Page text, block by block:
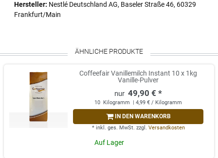
Hersteller: Nestlé Deutschland AG, Baseler Straße 46, 60329
Frankfurt/Main
ÄHNLICHE PRODUKTE
Coffeefair Vanillemilch Instant 10 x 1kg
Vanille-Pulver
49,90 € *
10 Kilogramm | 4,99 € / Kilogramm
IN DEN WARENKORB
* inkl. ges. MwSt. zzgl. Versandkosten
Auf Lager